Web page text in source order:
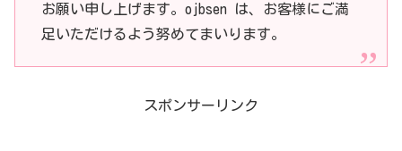
お願い申し上げます。ojbsen は、お客様にご満
足いただけるよう努めてまいります。
スポンサーリンク